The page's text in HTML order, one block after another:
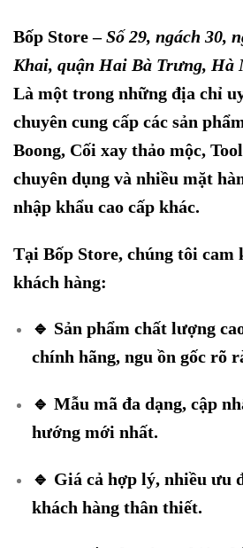
Bốp Store –Số 29, ngách 30,
Khai, quận Hai Bà Trưng, Hà
Là một trong những địa chỉ
chuyên cung cấp các sản
Boong, Cối xay thảo mộc,
chuyên dụng và nhiều mặt
nhập khẩu cao cấp khác.
Tại Bốp Store, chúng tôi cam
khách hàng:
🔹 Sản phẩm chất lượng
chính hãng, ngu ồn gốc rõ
🔹 Mẫu mã đa dạng, cập
hướng mới nhất.
🔹 Giá cả hợp lý, nhiều ưu
khách hàng thân thiết.